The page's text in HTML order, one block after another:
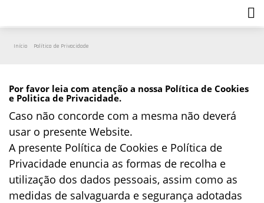
Início Política de Privacidade
Por favor leia com atenção a nossa Política de Cookies
e Politica de Privacidade.
Caso não concorde com a mesma não deverá
usar o presente Website.
A presente Política de Cookies e Política de
Privacidade enuncia as formas de recolha e
utilização dos dados pessoais, assim como as
medidas de salvaguarda e segurança adotadas